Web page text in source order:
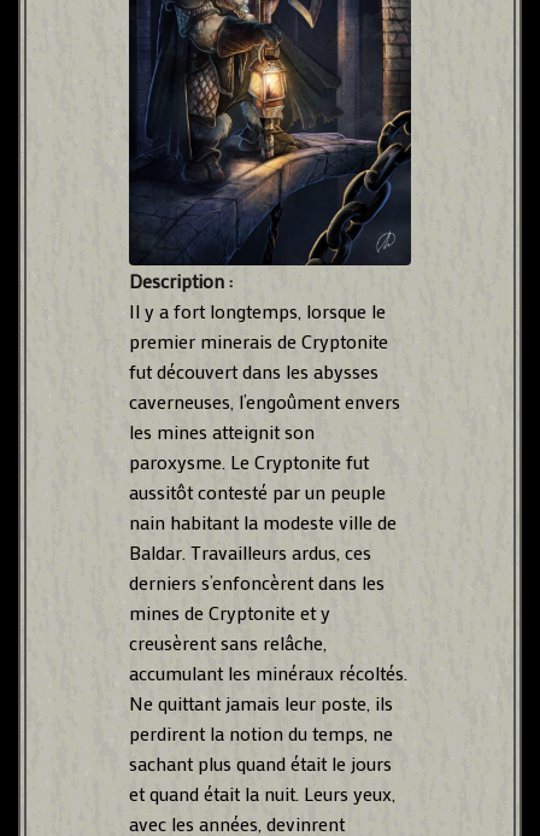
Description :
Il y a fort longtemps, lorsque le
premier minerais de Cryptonite
fut découvert dans les abysses
caverneuses, l’engoûment envers
les mines atteignit son
paroxysme. Le Cryptonite fut
aussitôt contesté par un peuple
nain habitant la modeste ville de
Baldar. Travailleurs ardus, ces
derniers s’enfoncèrent dans les
mines de Cryptonite et y
creusèrent sans relâche,
accumulant les minéraux récoltés.
Ne quittant jamais leur poste, ils
perdirent la notion du temps, ne
sachant plus quand était le jours
et quand était la nuit. Leurs yeux,
avec les années, devinrent